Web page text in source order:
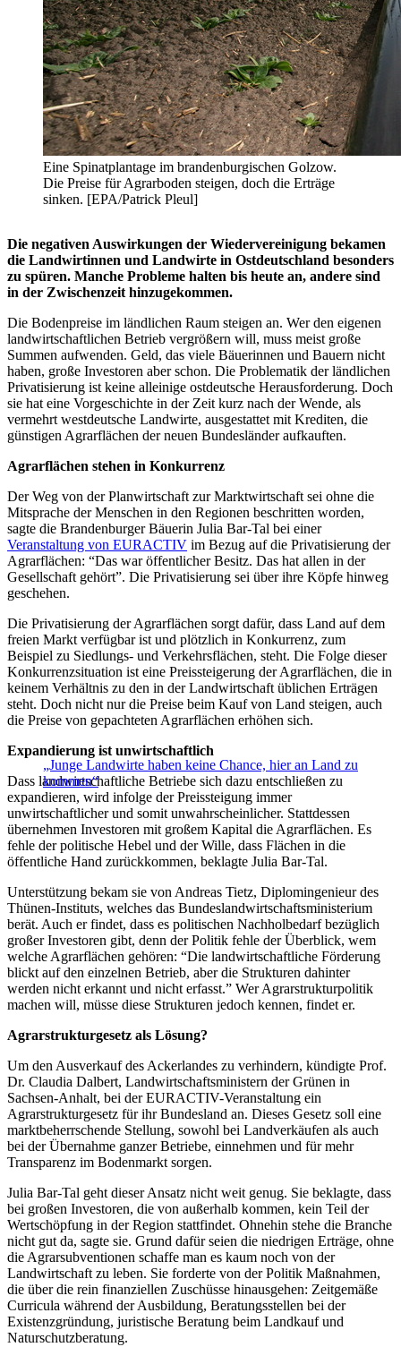
Eine Spinatplantage im brandenburgischen Golzow.
Die Preise für Agrarboden steigen, doch die Erträge
sinken. [EPA/Patrick Pleul]
Die negativen Auswirkungen der Wiedervereinigung bekamen
die Landwirtinnen und Landwirte in Ostdeutschland besonders
zu spüren. Manche Probleme halten bis heute an, andere sind
in der Zwischenzeit hinzugekommen.
Die Bodenpreise im ländlichen Raum steigen an. Wer den eigenen
landwirtschaftlichen Betrieb vergrößern will, muss meist große
Summen aufwenden. Geld, das viele Bäuerinnen und Bauern nicht
haben, große Investoren aber schon. Die Problematik der ländlichen
Privatisierung ist keine alleinige ostdeutsche Herausforderung. Doch
sie hat eine Vorgeschichte in der Zeit kurz nach der Wende, als
vermehrt westdeutsche Landwirte, ausgestattet mit Krediten, die
günstigen Agrarflächen der neuen Bundesländer aufkauften.
Agrarflächen stehen in Konkurrenz
Der Weg von der Planwirtschaft zur Marktwirtschaft sei ohne die
Mitsprache der Menschen in den Regionen beschritten worden,
sagte die Brandenburger Bäuerin Julia Bar-Tal bei einer
Veranstaltung von EURACTIV im Bezug auf die Privatisierung der
Agrarflächen: “Das war öffentlicher Besitz. Das hat allen in der
Gesellschaft gehört”. Die Privatisierung sei über ihre Köpfe hinweg
geschehen.
Die Privatisierung der Agrarflächen sorgt dafür, dass Land auf dem
freien Markt verfügbar ist und plötzlich in Konkurrenz, zum
Beispiel zu Siedlungs- und Verkehrsflächen, steht. Die Folge dieser
Konkurrenzsituation ist eine Preissteigerung der Agrarflächen, die in
keinem Verhältnis zu den in der Landwirtschaft üblichen Erträgen
steht. Doch nicht nur die Preise beim Kauf von Land steigen, auch
die Preise von gepachteten Agrarflächen erhöhen sich.
„Junge Landwirte haben keine Chance, hier an Land zu
kommen“
Expandierung ist unwirtschaftlich
Dass landwirtschaftliche Betriebe sich dazu entschließen zu
expandieren, wird infolge der Preissteigung immer
unwirtschaftlicher und somit unwahrscheinlicher. Stattdessen
übernehmen Investoren mit großem Kapital die Agrarflächen. Es
fehle der politische Hebel und der Wille, dass Flächen in die
öffentliche Hand zurückkommen, beklagte Julia Bar-Tal.
Unterstützung bekam sie von Andreas Tietz, Diplomingenieur des
Thünen-Instituts, welches das Bundeslandwirtschaftsministerium
berät. Auch er findet, dass es politischen Nachholbedarf bezüglich
großer Investoren gibt, denn der Politik fehle der Überblick, wem
welche Agrarflächen gehören: “Die landwirtschaftliche Förderung
blickt auf den einzelnen Betrieb, aber die Strukturen dahinter
werden nicht erkannt und nicht erfasst.” Wer Agrarstrukturpolitik
machen will, müsse diese Strukturen jedoch kennen, findet er.
Agrarstrukturgesetz als Lösung?
Um den Ausverkauf des Ackerlandes zu verhindern, kündigte Prof.
Dr. Claudia Dalbert, Landwirtschaftsministern der Grünen in
Sachsen-Anhalt, bei der EURACTIV-Veranstaltung ein
Agrarstrukturgesetz für ihr Bundesland an. Dieses Gesetz soll eine
marktbeherrschende Stellung, sowohl bei Landverkäufen als auch
bei der Übernahme ganzer Betriebe, einnehmen und für mehr
Transparenz im Bodenmarkt sorgen.
Julia Bar-Tal geht dieser Ansatz nicht weit genug. Sie beklagte, dass
bei großen Investoren, die von außerhalb kommen, kein Teil der
Wertschöpfung in der Region stattfindet. Ohnehin stehe die Branche
nicht gut da, sagte sie. Grund dafür seien die niedrigen Erträge, ohne
die Agrarsubventionen schaffe man es kaum noch von der
Landwirtschaft zu leben. Sie forderte von der Politik Maßnahmen,
die über die rein finanziellen Zuschüsse hinausgehen: Zeitgemäße
Curricula während der Ausbildung, Beratungsstellen bei der
Existenzgründung, juristische Beratung beim Landkauf und
Naturschutzberatung.